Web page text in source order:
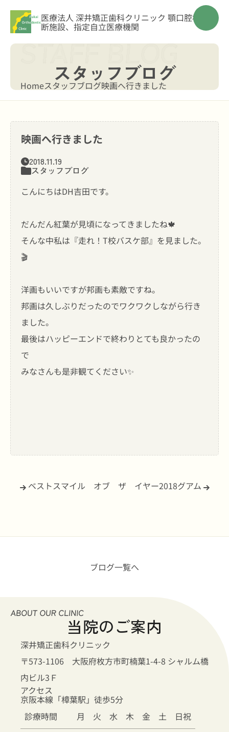
医療法人 深井矯正歯科クリニック 顎口腔機能診
断施設、指定自立医療機関
スタッフブログ
Homeスタッフブログ映画へ行きました
映画へ行きました
2018.11.19
スタッフブログ
こんにちはDH吉田です。
だんだん紅葉が見頃になってきましたね🍁
そんな中私は『走れ！T校バスケ部』を見ました。
🎬
洋画もいいですが邦画も素敵ですね。
邦画は久しぶりだったのでワクワクしながら行き
ました。
最後はハッピーエンドで終わりとても良かったの
で
みなさんも是非観てください✨
ベストスマイル オブ ザ イヤー2018グアム
ブログ一覧へ
当院のご案内
深井矯正歯科クリニック
〒573-1106 大阪府枚方市町楠葉1-4-8 シャルム橋
内ビル3Ｆ
アクセス
京阪本線「樟葉駅」徒歩5分
診療時間
月 火 水 木 金 土 日祝